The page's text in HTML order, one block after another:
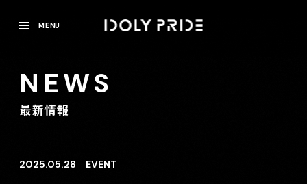
MENU
NEWS
最新情報
2025.05.28 EVENT